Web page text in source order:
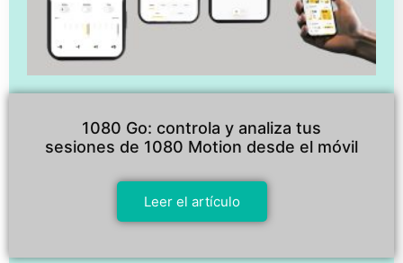
1080 Go: controla y analiza tus
sesiones de 1080 Motion desde el móvil
Leer el artículo